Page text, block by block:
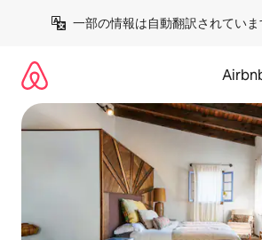
一部の情報は自動翻訳されていま